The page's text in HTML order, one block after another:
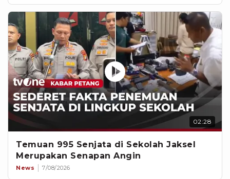
02:28
Temuan 995 Senjata di Sekolah Jaksel
Merupakan Senapan Angin
News 7/08/2026